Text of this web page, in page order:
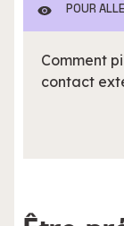
POUR
Comment
contact